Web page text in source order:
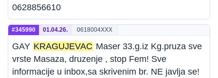
0628856610
#345990 01.04.26. 0618004XXX
GAY KRAGUJEVAC Maser 33.g.iz Kg.pruza sve
vrste Masaza, druzenje , stop Fem! Sve
informacije u inbox,sa skrivenim br. NE javlja se!